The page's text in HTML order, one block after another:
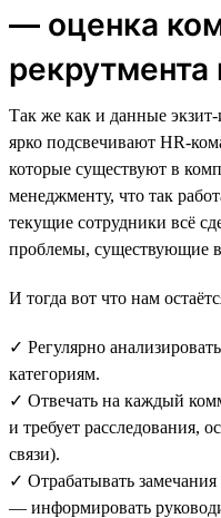
— оценка
рекрутмента
Так же как и данные
ярко подсвечивают HR-
которые существуют в
менеджменту, что так
текущие сотрудники всё
проблемы, существующие
И тогда вот что нам
✓ Регулярно
категориям.
✓ Отвечать на каждый
и требует расследования,
связи).
✓ Отрабатывать
— информировать